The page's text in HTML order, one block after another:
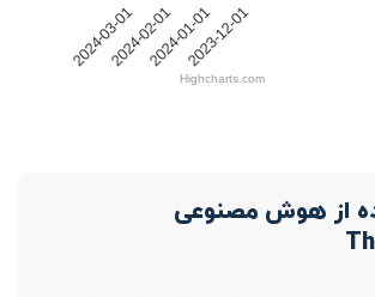
2024-03-012024-02-012024-01-012023-12-01
Highcharts.com
از هوش مصنوعی